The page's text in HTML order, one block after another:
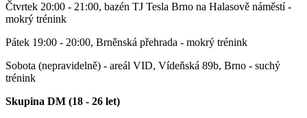
Čtvrtek 20:00 - 21:00, bazén TJ Tesla Brno na Halasově náměstí -
mokrý trénink
Pátek 19:00 - 20:00, Brněnská přehrada - mokrý trénink
Sobota (nepravidelně) - areál VID, Vídeňská 89b, Brno - suchý
trénink
Skupina DM (18 - 26 let)